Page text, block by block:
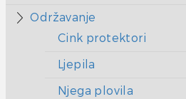
Održavanje
Cink protektori
Ljepila
Njega plovila